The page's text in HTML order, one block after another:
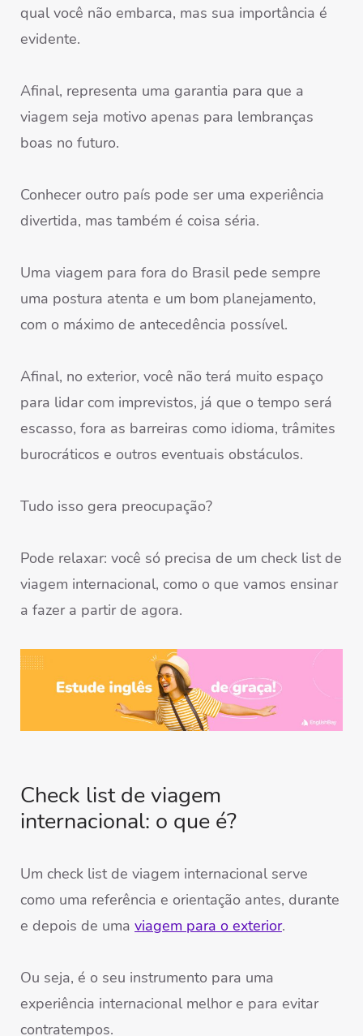
qual você não embarca, mas sua importância é
evidente.
Afinal, representa uma garantia para que a
viagem seja motivo apenas para lembranças
boas no futuro.
Conhecer outro país pode ser uma experiência
divertida, mas também é coisa séria.
Uma viagem para fora do Brasil pede sempre
uma postura atenta e um bom planejamento,
com o máximo de antecedência possível.
Afinal, no exterior, você não terá muito espaço
para lidar com imprevistos, já que o tempo será
escasso, fora as barreiras como idioma, trâmites
burocráticos e outros eventuais obstáculos.
Tudo isso gera preocupação?
Pode relaxar: você só precisa de um check list de
viagem internacional, como o que vamos ensinar
a fazer a partir de agora.
Check list de viagem
internacional: o que é?
Um check list de viagem internacional serve
como uma referência e orientação antes, durante
e depois de uma viagem para o exterior.
Ou seja, é o seu instrumento para uma
experiência internacional melhor e para evitar
contratempos.